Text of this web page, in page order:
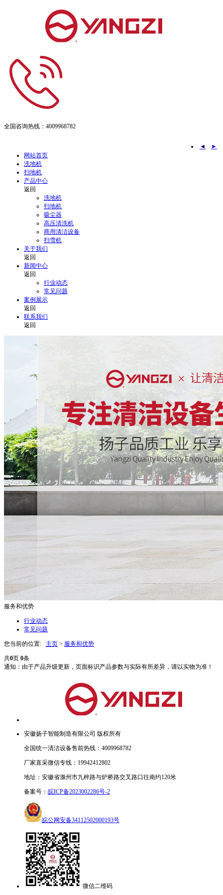
全国咨询热线： 4009968782
◄
►
网站首页
洗地机
扫地机
产品中心
返回
洗地机
扫地机
吸尘器
高压清洗机
商用清洁设备
扫雪机
关于我们
返回
新闻中心
返回
行业动态
常见问题
案例展示
返回
联系我们
返回
服务和优势
行业动态
常见问题
您当前的位置: 主页 > 服务和优势
共0页 0条
通知：由于产品升级更新，页面标识产品参数与实际有所差异，请以实物为准！
安徽扬子智能制造有限公司 版权所有
全国统一清洁设备售前热线：4009968782
厂家直采微信专线：19942412802
地址：安徽省滁州市九梓路与炉桥路交叉路口往南约120米
备案号： 皖ICP备2023002286号-2
皖公网安备34112502000193号
微信二维码